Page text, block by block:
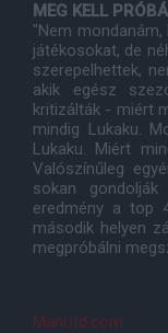
MEG KELL
"Nem
játékosokat, de
szerepelhettek,
akik egész
kritizálták - miért
mindig Lukaku.
Lukaku. Miért
Valószínűleg
sokan
eredmény a top
második helyen
megpróbálni
ManUtd.com